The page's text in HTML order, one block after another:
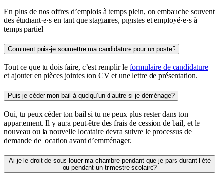
En plus de nos offres d’emplois à temps plein, on embauche souvent
des étudiant·e·s en tant que stagiaires, pigistes et employé·e·s à
temps partiel.
Comment puis-je soumettre ma candidature pour un poste?
Tout ce que tu dois faire, c’est remplir le formulaire de candidature
et ajouter en pièces jointes ton CV et une lettre de présentation.
Puis-je céder mon bail à quelqu’un d’autre si je déménage?
Oui, tu peux céder ton bail si tu ne peux plus rester dans ton
appartement. Il y aura peut-être des frais de cession de bail, et le
nouveau ou la nouvelle locataire devra suivre le processus de
demande de location avant d’emménager.
Ai-je le droit de sous-louer ma chambre pendant que je pars durant l’été
ou pendant un trimestre scolaire?